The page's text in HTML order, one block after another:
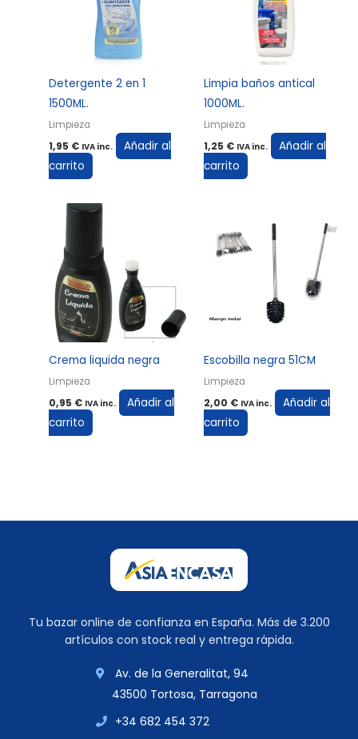
Detergente 2 en 1
1500ML.
Limpieza
1,95 € IVA inc.
Añadir al
carrito
Limpia baños antical
1000ML.
Limpieza
1,25 € IVA inc.
Añadir al
carrito
Crema liquida negra
Limpieza
0,95 € IVA inc.
Añadir al
carrito
Escobilla negra 51CM
Limpieza
2,00 € IVA inc.
Añadir al
carrito
Tu bazar online de confianza en España. Más de 3.200
artículos con stock real y entrega rápida.
Av. de la Generalitat, 94
43500 Tortosa, Tarragona
+34 682 454 372